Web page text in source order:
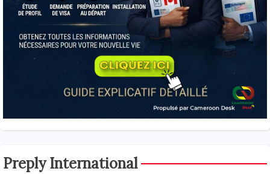
Preply International